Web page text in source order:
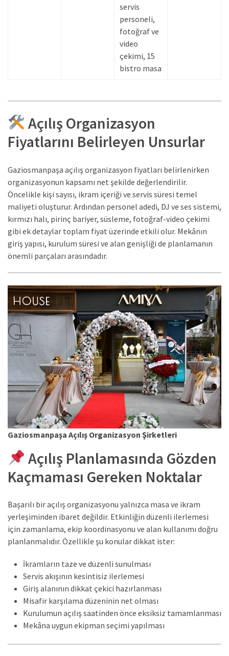
servis
personeli,
fotoğraf ve
video
çekimi, 15
bistro masa
Açılış Organizasyon
Fiyatlarını Belirleyen Unsurlar
Gaziosmanpaşa açılış organizasyon fiyatları belirlenirken
organizasyonun kapsamı net şekilde değerlendirilir.
Öncelikle kişi sayısı, ikram içeriği ve servis süresi temel
maliyeti oluşturur. Ardından personel adedi, DJ ve ses sistemi,
kırmızı halı, pirinç bariyer, süsleme, fotoğraf-video çekimi
gibi ek detaylar toplam fiyat üzerinde etkili olur. Mekânın
giriş yapısı, kurulum süresi ve alan genişliği de planlamanın
önemli parçaları arasındadır.
Gaziosmanpaşa Açılış Organizasyon Şirketleri
Açılış Planlamasında Gözden
Kaçmaması Gereken Noktalar
Başarılı bir açılış organizasyonu yalnızca masa ve ikram
yerleşiminden ibaret değildir. Etkinliğin düzenli ilerlemesi
için zamanlama, ekip koordinasyonu ve alan kullanımı doğru
planlanmalıdır. Özellikle şu konular dikkat ister:
İkramların taze ve düzenli sunulması
Servis akışının kesintisiz ilerlemesi
Giriş alanının dikkat çekici hazırlanması
Misafir karşılama düzeninin net olması
Kurulumun açılış saatinden önce eksiksiz tamamlanması
Mekâna uygun ekipman seçimi yapılması